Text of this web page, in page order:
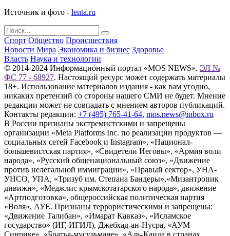
Источник и фото - lenta.ru
Спорт Общество Происшествия
Новости Мира Экономика и бизнес Здоровье
Власть Наука и технологии
© 2014-2024 Информационный портал «MOS NEWS». ЭЛ №
ФС 77 - 68927. Настоящий ресурс может содержать материалы
18+. Использование материалов издания - как вам угодно,
никаких претензий со стороны нашего СМИ не будет. Мнение
редакции может не совпадать с мнением авторов публикаций.
Контакты редакции: +7 (495) 765-41-64, mos.news@inbox.ru
В России признаны экстремистскими и запрещены
организации «Meta Platforms Inc. по реализации продуктов —
социальных сетей Facebook и Instagram», «Национал-
большевистская партия», «Свидетели Иеговы», «Армия воли
народа», «Русский общенациональный союз», «Движение
против нелегальной иммиграции», «Правый сектор», УНА-
УНСО, УПА, «Тризуб им. Степана Бандеры»,«Мизантропик
дивижн», «Меджлис крымскотатарского народа», движение
«Артподготовка», общероссийская политическая партия
«Воля», АУЕ. Признаны террористическими и запрещены:
«Движение Талибан», «Имарат Кавказ», «Исламское
государство» (ИГ, ИГИЛ), Джебхад-ан-Нусра, «АУМ